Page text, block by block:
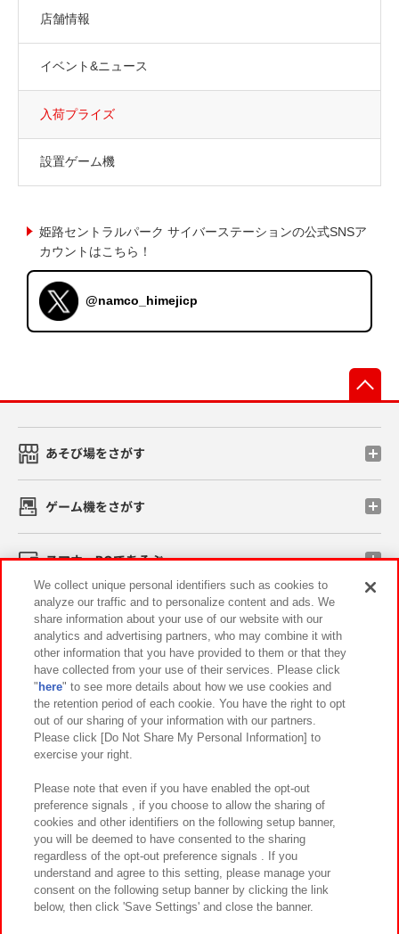
店舗情報
イベント&ニュース
入荷プライズ
設置ゲーム機
姫路セントラルパーク サイバーステーションの公式SNSア
カウントはこちら！
@namco_himejicp
あそび場をさがす
ゲーム機をさがす
スマホ・PCであそぶ
イベント・キャンペーン
関連会社 サステナビリティ サイトポリシー
プライバシーポリシー ウェブアクセシビリティ方針と検証結果
お取引先さまとともに
カスタマーハラスメント対応方針 よくあるご質問・お問い合わせ
©Bandai Namco Amusement Inc.
We collect unique personal identifiers such as cookies to
analyze our traffic and to personalize content and ads. We
share information about your use of our website with our
analytics and advertising partners, who may combine it with
other information that you have provided to them or that they
have collected from your use of their services. Please click
" here" to see more details about how we use cookies and
the retention period of each cookie. You have the right to opt
out of our sharing of your information with our partners.
Please click [Do Not Share My Personal Information] to
exercise your right.
Please note that even if you have enabled the opt-out
preference signals , if you choose to allow the sharing of
cookies and other identifiers on the following setup banner,
you will be deemed to have consented to the sharing
regardless of the opt-out preference signals . If you
understand and agree to this setting, please manage your
consent on the following setup banner by clicking the link
below, then click 'Save Settings' and close the banner.